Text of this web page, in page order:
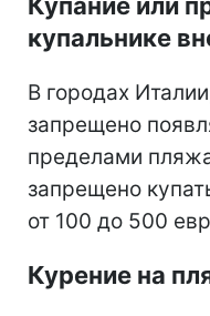
купальнике
В городах
запрещено
пределами
запрещено
от 100 до 500
Курение на